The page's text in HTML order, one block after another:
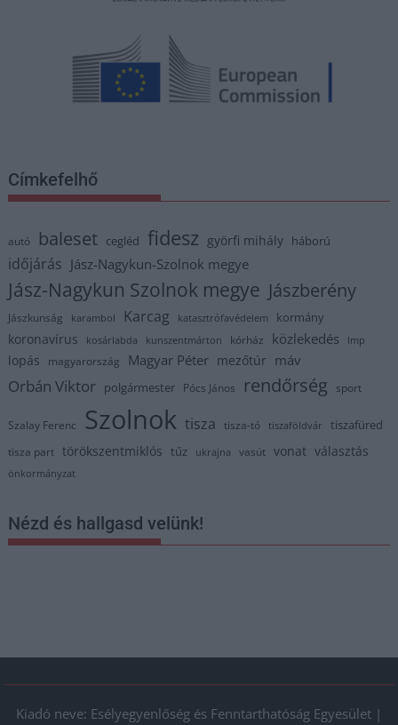
Címkefelhő
autó baleset cegléd fidesz györfi mihály háború
időjárás Jász-Nagykun-Szolnok megye
Jász-Nagykun Szolnok megye Jászberény
Jászkunság karambol Karcag katasztrófavédelem kormány
koronavírus kosárlabda kunszentmárton kórház közlekedés lmp
lopás magyarország Magyar Péter mezőtúr máv
Orbán Viktor polgármester Pócs János rendőrség sport
Szalay Ferenc Szolnok tisza tisza-tó tiszaföldvár tiszafüred
tisza part törökszentmiklós tűz ukrajna vasút vonat választás
önkormányzat
Nézd és hallgasd velünk!
Kiadó neve: Esélyegyenlőség és Fenntarthatóság Egyesület |